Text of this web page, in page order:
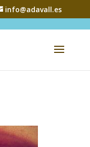
info@adavall.es